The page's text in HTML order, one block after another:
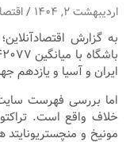
اردیبهشت ۲, ۱۴۰۴
به گزارش
ایران و آسیا و یازدهم
اما بررسی فهرست
خلاف واقع است.
مونیخ و